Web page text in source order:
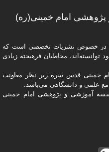
امام خمینی(ره)
در خصوص نشریات تخصصی است که
مخاطبان فرهیخته‌ زیادی
خمینی قدس سره زیر نظر معاونت
آموزشی و پژوهشی امام خمینی